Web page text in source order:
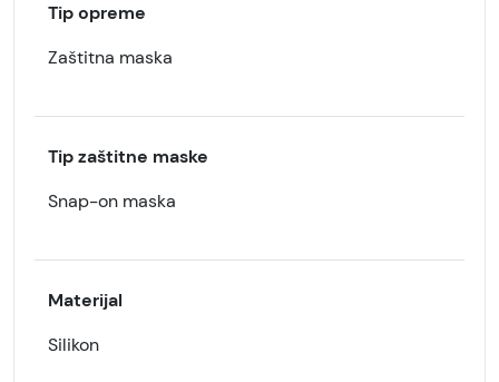
Tip opreme
Zaštitna maska
Tip zaštitne maske
Snap-on maska
Materijal
Silikon